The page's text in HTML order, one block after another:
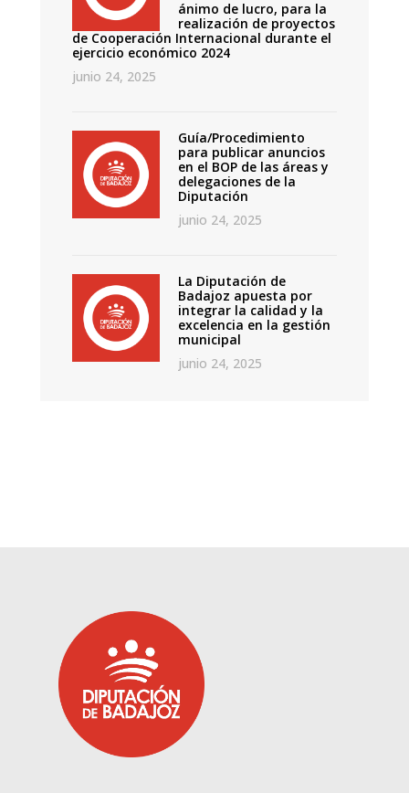
ánimo de lucro, para la
realización de proyectos
de Cooperación Internacional durante el
ejercicio económico 2024
junio 24, 2025
Guía/Procedimiento
para publicar anuncios
en el BOP de las áreas y
delegaciones de la
Diputación
junio 24, 2025
La Diputación de
Badajoz apuesta por
integrar la calidad y la
excelencia en la gestión
municipal
junio 24, 2025